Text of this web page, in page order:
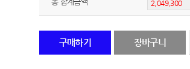
구매하기 장바구니